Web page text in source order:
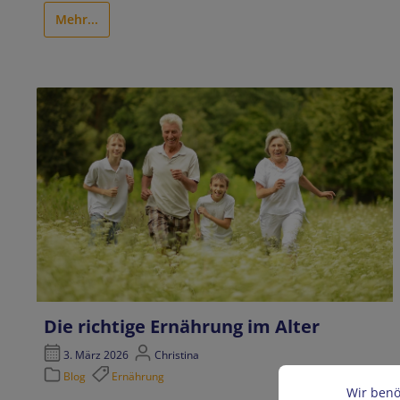
Mehr...
Die richtige Ernährung im Alter
3. März 2026
Christina
Blog
Ernährung
Wir